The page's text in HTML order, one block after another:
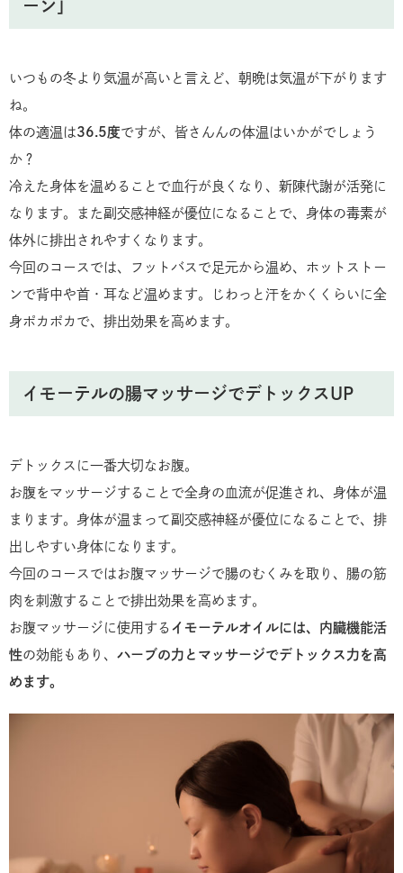
ーン」
いつもの冬より気温が高いと言えど、朝晩は気温が下がります
ね。
体の適温は36.5度ですが、皆さんんの体温はいかがでしょう
か？
冷えた身体を温めることで血行が良くなり、新陳代謝が活発に
なります。また副交感神経が優位になることで、身体の毒素が
体外に排出されやすくなります。
今回のコースでは、フットバスで足元から温め、ホットストー
ンで背中や首・耳など温めます。じわっと汗をかくくらいに全
身ポカポカで、排出効果を高めます。
イモーテルの腸マッサージでデトックスUP
デトックスに一番大切なお腹。
お腹をマッサージすることで全身の血流が促進され、身体が温
まります。身体が温まって副交感神経が優位になることで、排
出しやすい身体になります。
今回のコースではお腹マッサージで腸のむくみを取り、腸の筋
肉を刺激することで排出効果を高めます。
お腹マッサージに使用する イモーテルオイルには、内臓機能活
性の効能もあり、 ハーブの力とマッサージでデトックス力を高
めます。